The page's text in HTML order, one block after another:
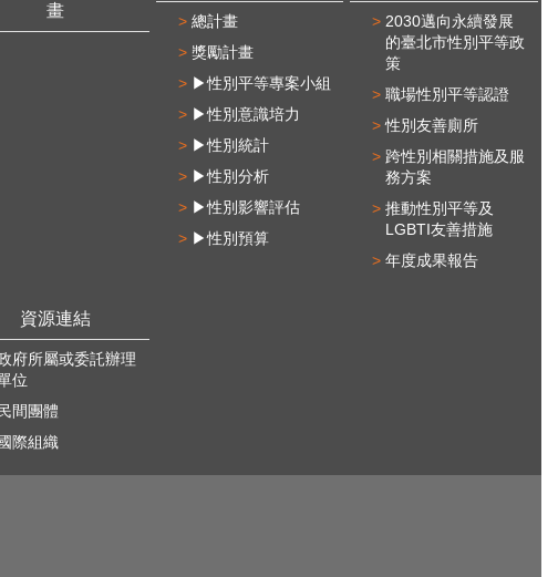
畫
總計畫
獎勵計畫
▶性別平等專案小組
▶性別意識培力
▶性別統計
▶性別分析
▶性別影響評估
▶性別預算
2030邁向永續發展
的臺北市性別平等政
策
職場性別平等認證
性別友善廁所
跨性別相關措施及服
務方案
推動性別平等及
LGBTI友善措施
年度成果報告
資源連結
府所屬或委託辦理
位
民間團體
國際組織